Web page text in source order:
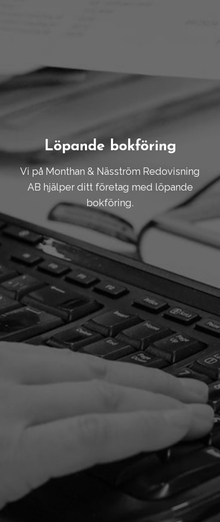
Löpande bokföring
Vi på Monthan & Näsström Redovisning
AB hjälper ditt företag med löpande
bokföring.